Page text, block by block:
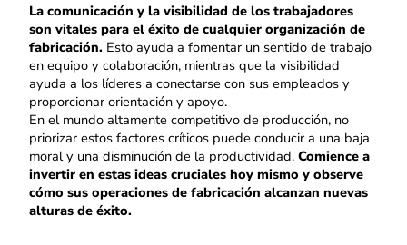
La comunicación y la visibilidad de los trabajadores
son vitales para el éxito de cualquier organización de
fabricación. Esto ayuda a fomentar un sentido de trabajo
en equipo y colaboración, mientras que la visibilidad
ayuda a los líderes a conectarse con sus empleados y
proporcionar orientación y apoyo.
En el mundo altamente competitivo de producción, no
priorizar estos factores críticos puede conducir a una baja
moral y una disminución de la productividad.Comience a
invertir en estas ideas cruciales hoy mismo y observe
cómo sus operaciones de fabricación alcanzan nuevas
alturas de éxito.